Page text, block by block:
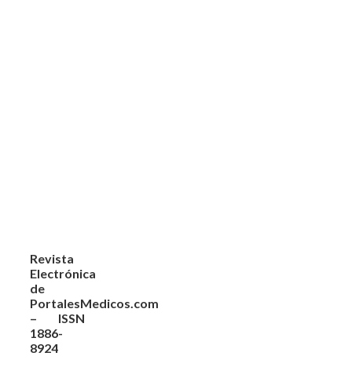
Revista
Electrónica
de
PortalesMedicos.com
– ISSN
1886-
8924